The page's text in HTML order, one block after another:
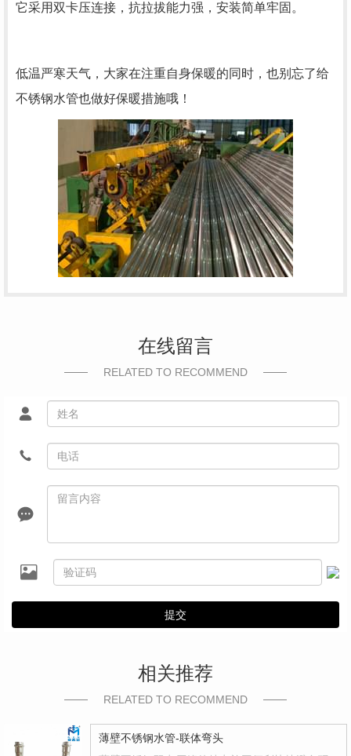
它采用双卡压连接，抗拉拔能力强，安装简单牢固。
低温严寒天气，大家在注重自身保暖的同时，也别忘了给
不锈钢水管也做好保暖措施哦！
在线留言
RELATED TO RECOMMEND
提交
相关推荐
RELATED TO RECOMMEND
薄壁不锈钢水管-联体弯头